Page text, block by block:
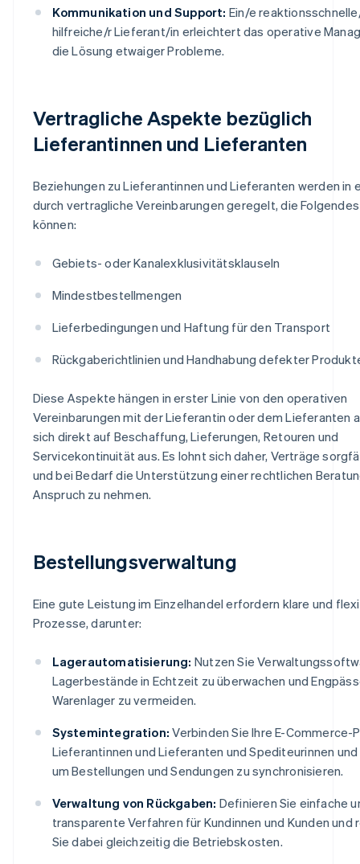
Kommunikation und Support: Ein/e
hilfreiche/r Lieferant/in erleichtert das operative
die Lösung etwaiger Probleme.
Vertragliche Aspekte bezüglich
Lieferantinnen und Lieferanten
Beziehungen zu Lieferantinnen und Lieferanten werden in
durch vertragliche Vereinbarungen geregelt, die
können:
Gebiets- oder Kanalexklusivitätsklauseln
Mindestbestellmengen
Lieferbedingungen und Haftung für den Transport
Rückgaberichtlinien und Handhabung defekter
Diese Aspekte hängen in erster Linie von den operativen
Vereinbarungen mit der Lieferantin oder dem Lieferanten
sich direkt auf Beschaffung, Lieferungen, Retouren und
Servicekontinuität aus. Es lohnt sich daher, Verträge
und bei Bedarf die Unterstützung einer rechtlichen
Anspruch zu nehmen.
Bestellungsverwaltung
Eine gute Leistung im Einzelhandel erfordern klare und
Prozesse, darunter:
Lagerautomatisierung: Nutzen Sie
Lagerbestände in Echtzeit zu überwachen und
Warenlager zu vermeiden.
Systemintegration: Verbinden Sie Ihre E-Commerce-
Lieferantinnen und Lieferanten und Spediteurinnen
um Bestellungen und Sendungen zu synchronisieren.
Verwaltung von Rückgaben: Definieren Sie einfache
transparente Verfahren für Kundinnen und Kunden und
Sie dabei gleichzeitig die Betriebskosten.